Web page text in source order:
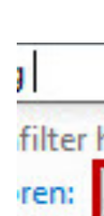
Angstzuständen
geben, die